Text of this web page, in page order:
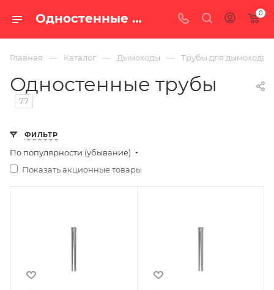
Одностенные трубы — купить по цене от 160 руб. с доставкой по России в интернет-магазине «100 печей.ру» 0
Главная — Каталог — Дымоходы — Трубы для дымохода
Одностенные трубы
77
ФИЛЬТР
По популярности (убывание)
Показать акционные товары
1000 1000